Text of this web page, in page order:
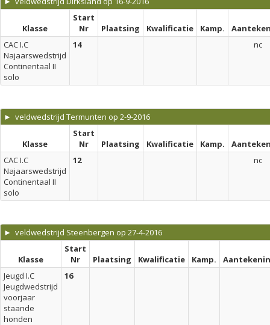
Klasse
Start
Nr
Plaatsing Kwalificatie Kamp.
CAC I.C
Najaarswedstrijd
Continentaal II
solo
14 nc
► veldwedstrijd Termunten op 2-9-2016
Klasse
Start
Nr
Plaatsing Kwalificatie Kamp.
CAC I.C
Najaarswedstrijd
Continentaal II
solo
12 nc
► veldwedstrijd Steenbergen op 27-4-2016
Klasse
Start
Nr
Plaatsing Kwalificatie Kamp.
Jeugd I.C
Jeugdwedstrijd
voorjaar
staande
honden
16